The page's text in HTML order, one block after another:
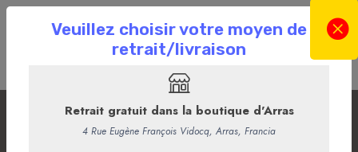
La sélection du Moment